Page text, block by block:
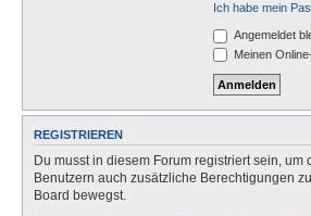
Ich habe mein
Angemeldet
Meinen
REGISTRIEREN
Du musst in diesem Forum registriert sein,
Benutzern auch zusätzliche Berechtigungen
Board bewegst.